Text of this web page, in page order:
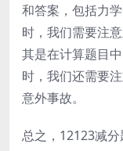
和答案，包括力
时，我们需要注
其是在计算题目
时，我们还需要
意外事故。
总之，12123减